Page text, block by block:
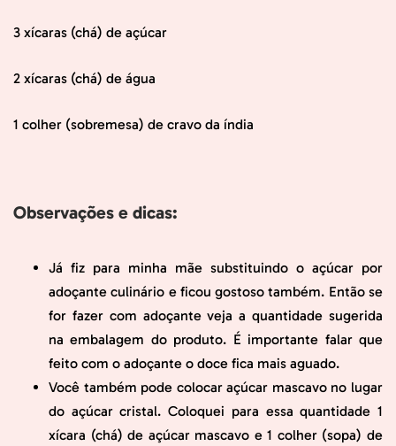
3 xícaras (chá) de açúcar
2 xícaras (chá) de água
1 colher (sobremesa) de cravo da índia
Observações e dicas:
Já fiz para minha mãe substituindo o açúcar por
adoçante culinário e ficou gostoso também. Então se
for fazer com adoçante veja a quantidade sugerida
na embalagem do produto. É importante falar que
feito com o adoçante o doce fica mais aguado.
Você também pode colocar açúcar mascavo no lugar
do açúcar cristal. Coloquei para essa quantidade 1
xícara (chá) de açúcar mascavo e 1 colher (sopa) de